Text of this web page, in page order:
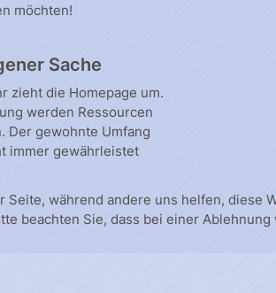
möchten!
Sache
zieht die Homepage um.
werden Ressourcen
Der gewohnte Umfang
immer gewährleistet
während andere uns helfen, diese
beachten Sie, dass bei einer